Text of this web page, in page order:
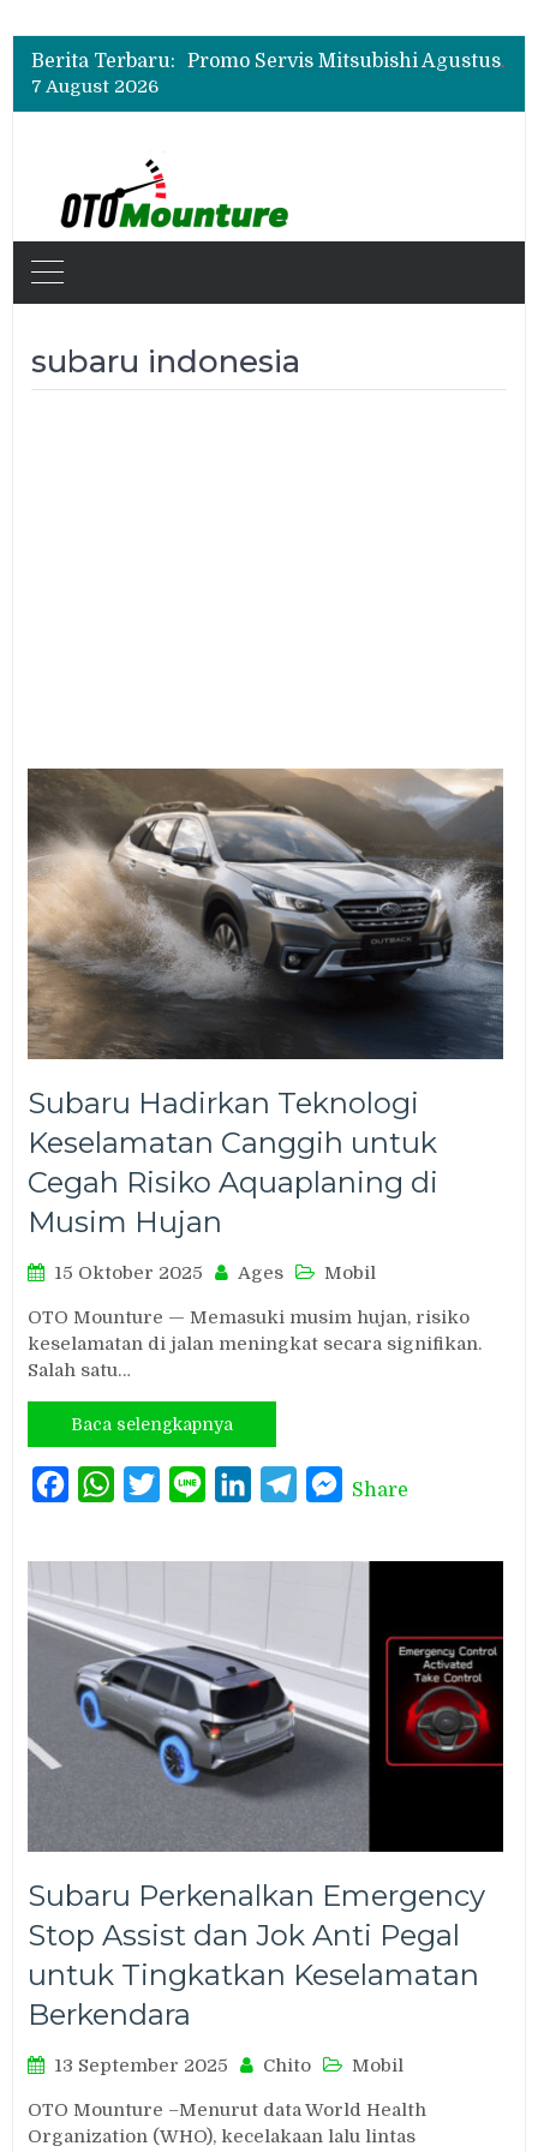
Berita Terbaru:
Promo Servis Mitsubishi Agustus 2026, Ada Diskon ESP dan Bodi & Cat Kilau Merdeka
Suzuki XL7 Terbaru Jadi Favorit Test Drive di GIIAS 2026, Ini Fitur yang Paling Dipuji
7 August 2026
subaru indonesia
Subaru Hadirkan Teknologi
Keselamatan Canggih untuk
Cegah Risiko Aquaplaning di
Musim Hujan
15 Oktober 2025 Ages Mobil
OTO Mounture — Memasuki musim hujan, risiko
keselamatan di jalan meningkat secara signifikan.
Salah satu…
Baca selengkapnya
FacebookWhatsAppTwitterLine LinkedInTelegramMessenger
Share
Subaru Perkenalkan Emergency
Stop Assist dan Jok Anti Pegal
untuk Tingkatkan Keselamatan
Berkendara
13 September 2025 Chito Mobil
OTO Mounture –Menurut data World Health
Organization (WHO), kecelakaan lalu lintas